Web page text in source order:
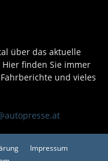
über das aktuelle
finden Sie immer
und vieles
Impressum